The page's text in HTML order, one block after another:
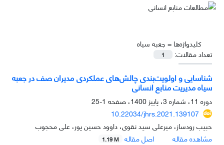
کلیدواژه‌ها = جعبه سیاه
تعداد مقالات:
1
شناسایی و اولویت‌بندی چالش‌های عملکردی مدیران صف در جعبه
سیاه مدیریت منابع انسانی
دوره 11، شماره 3، پاییز 1400، صفحه
1-25
10.22034/jhrs.2021.139107
حبیب رودساز، میرعلی سید نقوی، داوود حسین پور، علی محجوب
مشاهده مقاله
اصل مقاله 1.19 M